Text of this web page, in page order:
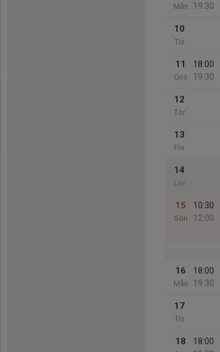
Mån
19:30
10
Tis
11
Ons
18:00
19:30
12
Tor
13
Fre
14
Lör
15
Sön
10:30
12:00
16
Mån
18:00
19:30
17
Tis
18
18:00